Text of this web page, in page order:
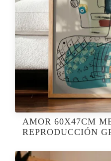
AMOR 60X47CM
REPRODUCCIÓN